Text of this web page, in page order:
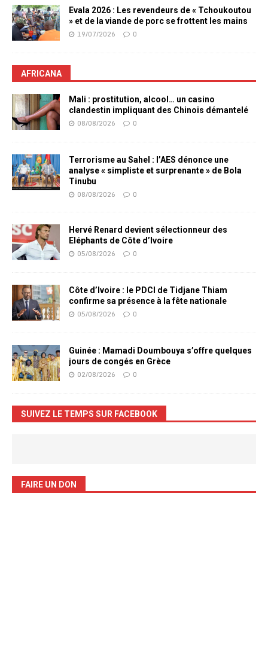
Evala 2026 : Les revendeurs de « Tchoukoutou
» et de la viande de porc se frottent les mains
19/07/2026 0
AFRICANA
Mali : prostitution, alcool… un casino
clandestin impliquant des Chinois démantelé
08/08/2026 0
Terrorisme au Sahel : l’AES dénonce une
analyse « simpliste et surprenante » de Bola
Tinubu
08/08/2026 0
Hervé Renard devient sélectionneur des
Eléphants de Côte d’Ivoire
05/08/2026 0
Côte d’Ivoire : le PDCI de Tidjane Thiam
confirme sa présence à la fête nationale
05/08/2026 0
Guinée : Mamadi Doumbouya s’offre quelques
jours de congés en Grèce
02/08/2026 0
SUIVEZ LE TEMPS SUR FACEBOOK
FAIRE UN DON